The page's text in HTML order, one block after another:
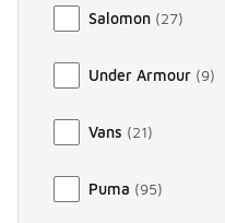
Salomon (27)
Under Armour (9)
Vans (21)
Puma (95)